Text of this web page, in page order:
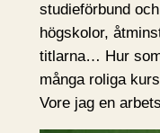
studieförbund
högskolor,
titlarna… Hur
många roliga
Vore jag en